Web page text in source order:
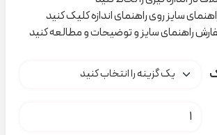
سایز روی راهنمای اندازه کلیک کنید
راهنمای سایز و توضیحات و مطالعه کنید
تیشرت سفید آناناس Tex baby کد h000222 عدد